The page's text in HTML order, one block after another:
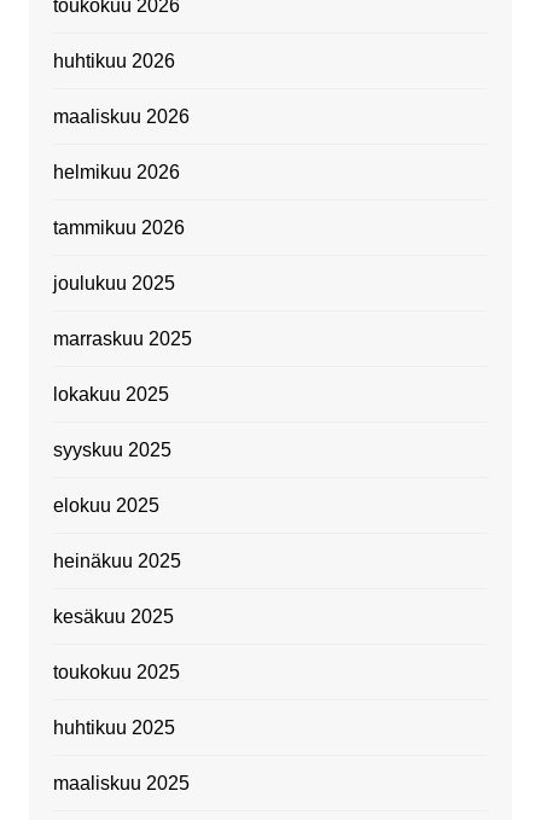
toukokuu 2026
huhtikuu 2026
maaliskuu 2026
helmikuu 2026
tammikuu 2026
joulukuu 2025
marraskuu 2025
lokakuu 2025
syyskuu 2025
elokuu 2025
heinäkuu 2025
kesäkuu 2025
toukokuu 2025
huhtikuu 2025
maaliskuu 2025